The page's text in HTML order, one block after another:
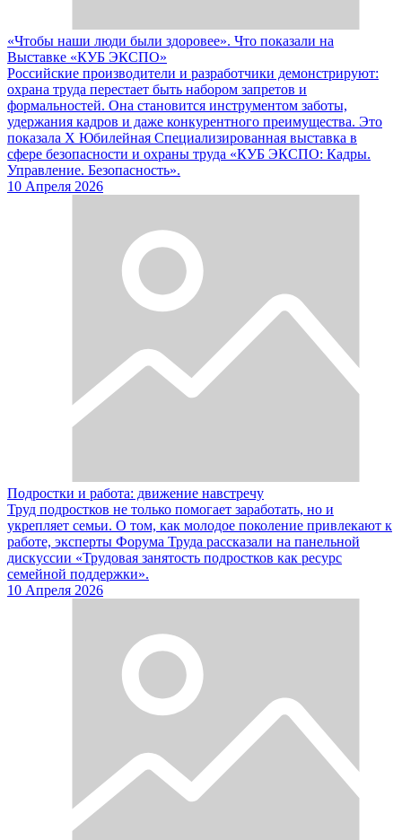
«Чтобы наши люди были здоровее». Что показали на
Выставке «КУБ ЭКСПО»
Российские производители и разработчики демонстрируют:
охрана труда перестает быть набором запретов и
формальностей. Она становится инструментом заботы,
удержания кадров и даже конкурентного преимущества. Это
показала X Юбилейная Специализированная выставка в
сфере безопасности и охраны труда «КУБ ЭКСПО: Кадры.
Управление. Безопасность».
10 Апреля 2026
Подростки и работа: движение навстречу
Труд подростков не только помогает заработать, но и
укрепляет семьи. О том, как молодое поколение привлекают к
работе, эксперты Форума Труда рассказали на панельной
дискуссии «Трудовая занятость подростков как ресурс
семейной поддержки».
10 Апреля 2026